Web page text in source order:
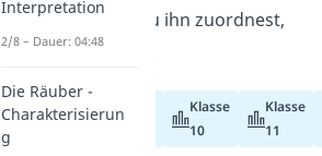
welcher Epoche du ihn zuordnest,
zeigen wir dir hier.
Abiturvorbereitung
Klasse
10
Klasse
11
Interpretation
2/8 – Dauer: 04:48
Die Räuber -
Charakterisierun
g